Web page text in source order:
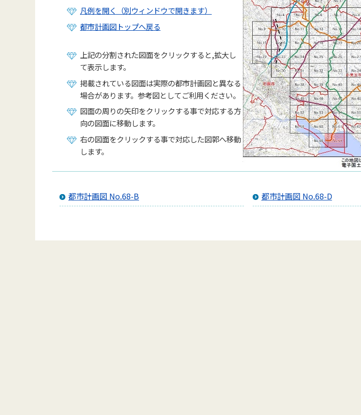
凡例を開く（別ウィンドウで開きます）
都市計画図トップへ戻る
上記の分割された図面をクリックすると,拡大し
て表示します。
掲載されている図面は実際の都市計画図と異なる
場合があります。参考図としてご利用ください。
図面の周りの矢印をクリックする事で対応する方
向の図面に移動します。
右の図面をクリックする事で対応した図郭へ移動
します。
都市計画図 No.68-B 都市計画図 No.68-D